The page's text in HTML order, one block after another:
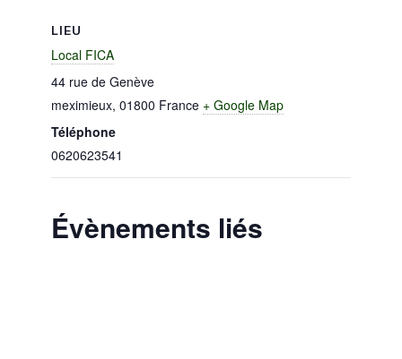
LIEU
Local FICA
44 rue de Genève
meximieux, 01800 France + Google Map
Téléphone
0620623541
Évènements liés